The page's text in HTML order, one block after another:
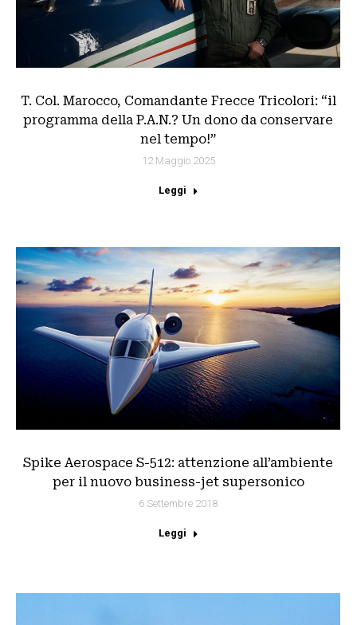
T. Col. Marocco, Comandante Frecce Tricolori: “il
programma della P.A.N.? Un dono da conservare
nel tempo!”
12 Maggio 2025
Leggi
Spike Aerospace S-512: attenzione all’ambiente
per il nuovo business-jet supersonico
6 Settembre 2018
Leggi